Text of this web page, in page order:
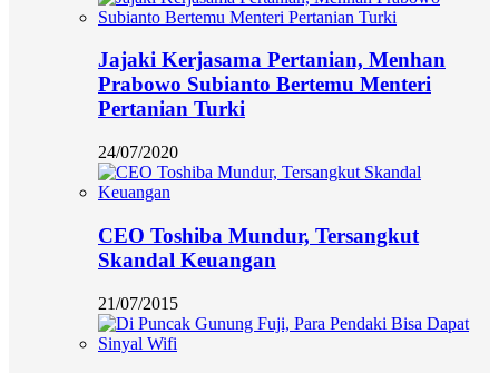
Jajaki Kerjasama Pertanian, Menhan
Prabowo Subianto Bertemu Menteri
Pertanian Turki
24/07/2020
CEO Toshiba Mundur, Tersangkut
Skandal Keuangan
21/07/2015